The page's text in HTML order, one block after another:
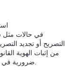
2.
في حالات مثل
التصريح أو تجديد
من إثبات الهوية